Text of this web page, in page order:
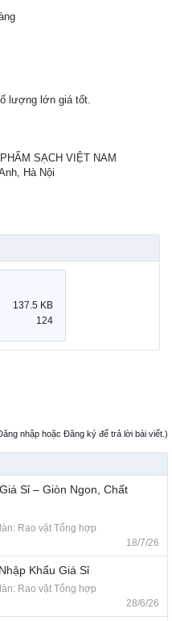
lượng lớn giá tốt.
SẠCH VIỆT NAM
Hà Nội
137.5 KB
124
nhập hoặc Đăng ký để trả lời bài viết.)
Sỉ – Giòn Ngon, Chất
Rao vặt Tổng hợp
18/7/26
Khẩu Giá Sỉ
Rao vặt Tổng hợp
28/6/26